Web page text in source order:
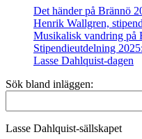
Det händer på Brännö
Henrik Wallgren,
Musikalisk vandring på
Stipendieutdelning
Lasse Dahlquist-dagen
Sök bland inläggen:
Lasse Dahlquist-sällskapet